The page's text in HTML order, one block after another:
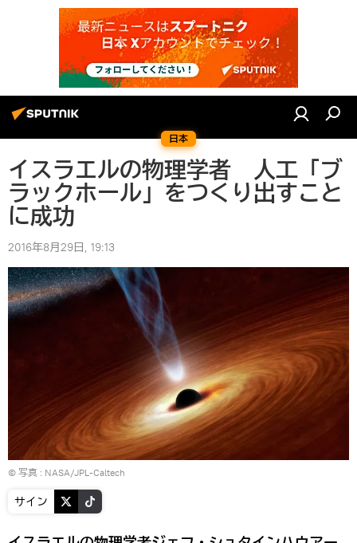
日本
イスラエルの物理学者 人工「ブ
ラックホール」をつくり出すこと
に成功
2016年8月29日, 19:13
© 写真 : NASA/JPL-Caltech
サイン